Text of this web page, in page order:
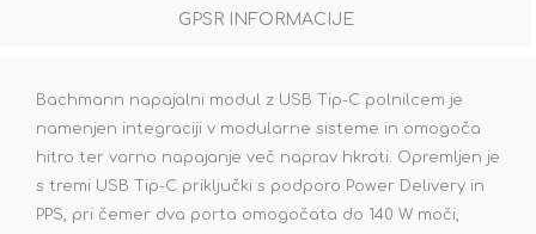
GPSR INFORMACIJE
Bachmann napajalni modul z USB Tip-C polnilcem je
namenjen integraciji v modularne sisteme in omogoča
hitro ter varno napajanje več naprav hkrati. Opremljen je
s tremi USB Tip-C priključki s podporo Power Delivery in
PPS, pri čemer dva porta omogočata do 140 W moči,